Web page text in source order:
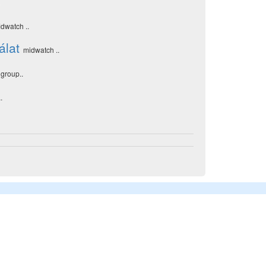
..
midwatch ..